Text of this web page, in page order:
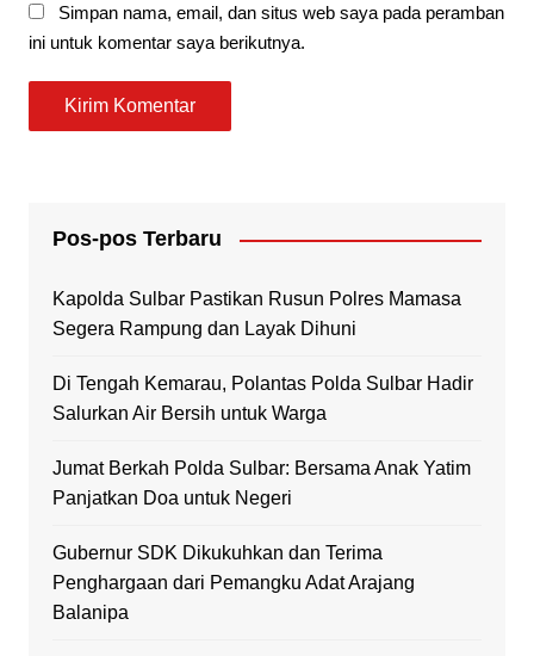
Simpan nama, email, dan situs web saya pada peramban
ini untuk komentar saya berikutnya.
Pos-pos Terbaru
Kapolda Sulbar Pastikan Rusun Polres Mamasa
Segera Rampung dan Layak Dihuni
Di Tengah Kemarau, Polantas Polda Sulbar Hadir
Salurkan Air Bersih untuk Warga
Jumat Berkah Polda Sulbar: Bersama Anak Yatim
Panjatkan Doa untuk Negeri
Gubernur SDK Dikukuhkan dan Terima
Penghargaan dari Pemangku Adat Arajang
Balanipa